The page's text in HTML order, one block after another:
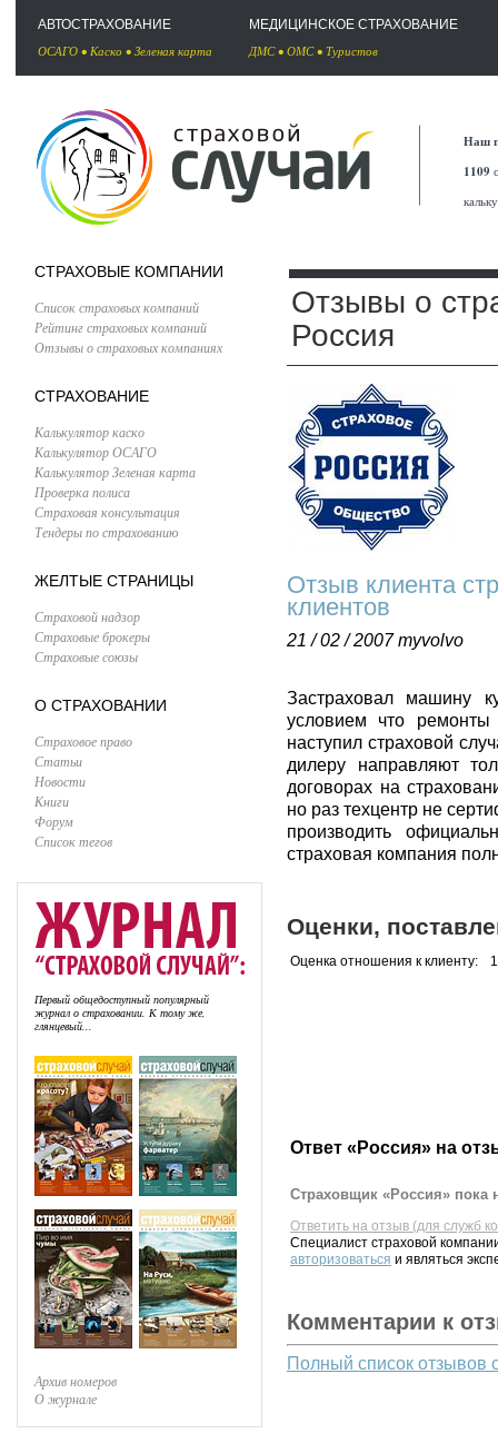
АВТОСТРАХОВАНИЕ
ОСАГО • Каско • Зеленая карта
МЕДИЦИНСКОЕ СТРАХОВАНИЕ
ДМС• ОМС• Туристов
Наш
1109
СТРАХОВЫЕ КОМПАНИИ
Список страховых компаний
Рейтинг страховых компаний
Отзывы о страховых компаниях
СТРАХОВАНИЕ
Калькулятор каско
Калькулятор ОСАГО
Калькулятор Зеленая карта
Проверка полиса
Страховая консультация
Тендеры по страхованию
ЖЕЛТЫЕ СТРАНИЦЫ
Страховой надзор
Страховые брокеры
Страховые союзы
О СТРАХОВАНИИ
Страховое право
Статьи
Новости
Книги
Форум
Список тегов
Первый общедоступный популярный
журнал о страховании. К тому же,
глянцевый...
Архив номеров
О журнале
Отзывы о
Россия
Отзыв клиента
клиентов
21 / 02 / 2007myvolvo
Застраховал машину
условием что
наступил страховой
дилеру направляют
договорах на
но раз техцентр не
производить
страховая компания
Оценки,
Оценка отношения к клиенту: 1
Ответ «Россия» на
Страховщик «Россия» пока
Ответить на отзыв (для служб
Специалист страховой
авторизоваться и являться
Комментарии к
Полный список отзывов